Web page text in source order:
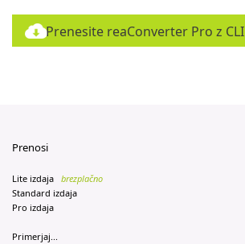
Prenesite reaConverter Pro z CLI
Prenosi
Lite izdaja brezplačno
Standard izdaja
Pro izdaja
Primerjaj...